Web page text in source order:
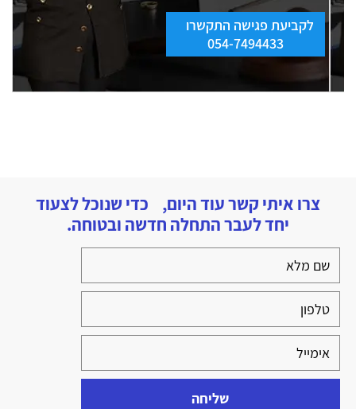
לקביעת פגישה התקשרו
054-7494433
צרו איתי קשר עוד היום, כדי שנוכל לצעוד
יחד לעבר התחלה חדשה ובטוחה.
שליחה